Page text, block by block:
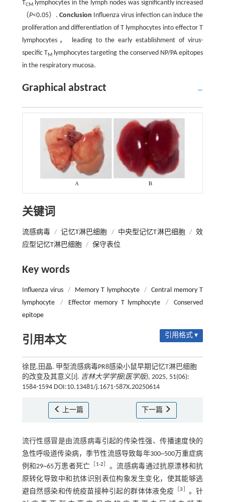
TCMlymphocytes in the lymph nodes was significantly increased
（P<0.05）. Conclusion Influenza virus infection can induce the
proliferation and differentiation of T lymphocytes into effector T
lymphocytes， leading to the early establishment of virus-
specific TMlymphocytes targeting the conserved NP/PA epitopes
in the respiratory mucosa.
Graphical abstract
关键词
流感病毒 / 记忆T淋巴细胞 / 中央型记忆T淋巴细胞 / 效
应型记忆T淋巴细胞 / 保守表位
Key words
Influenza virus / Memory T lymphocyte /
Central memory T
lymphocyte
/ Effector memory T lymphocyte /
Conserved
epitope
引用本文 引用格式 ▾
徐昆,田晶. 甲型流感病毒PR8感染小鼠早期记忆T淋巴细胞
的改变及其意义[J]. 吉林大学学报(医学版), 2025, 51(06):
1584-1594 DOI:10.13481/j.1671-587X.20250614
上一篇 下一篇
流行性感冒是由流感病毒引起的传染性强、传播速度快的
急性呼吸道传染病，季节性流感导致每年300~500万重症病
例和29~65万患者死亡
1-2
。流感病毒通过抗原漂移和抗
原转化导致中和抗体识别表位构象发生变化，使其能够逃
避自然感染和传统疫苗接种引起的群体体液免疫
［3
。针